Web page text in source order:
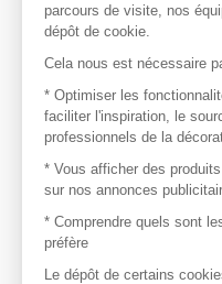
Les
parcours de visite, nos
dépôt de cookie.
Cela nous est nécessaire
* Optimiser les
faciliter l'inspiration, le
professionnels de la
* Vous afficher des
sur nos annonces
* Comprendre quels sont
préfère
Le dépôt de certains